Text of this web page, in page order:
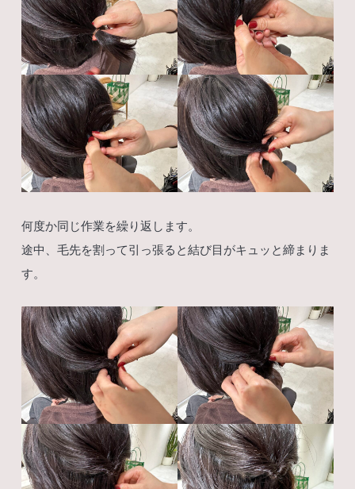
何度か同じ作業を繰り返します。
途中、毛先を割って引っ張ると結び目がキュッと締まりま
す。